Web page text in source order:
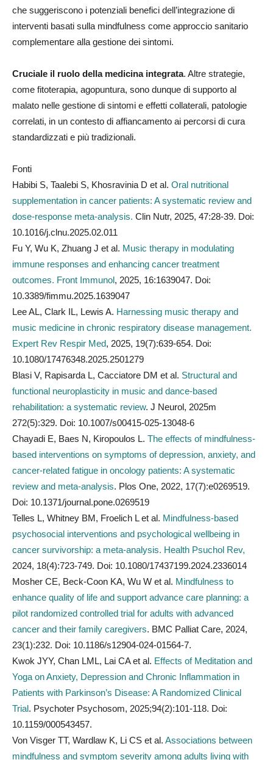
che suggeriscono i potenziali benefici dell’integrazione di
interventi basati sulla mindfulness come approccio sanitario
complementare alla gestione dei sintomi.
Cruciale il ruolo della medicina integrata. Altre strategie,
come fitoterapia, agopuntura, sono dunque di supporto al
malato nelle gestione di sintomi e effetti collaterali, patologie
correlati, in un contesto di affiancamento ai percorsi di cura
standardizzati e più tradizionali.
Fonti
Habibi S, Taalebi S, Khosravinia D et al. Oral nutritional
supplementation in cancer patients: A systematic review and
dose-response meta-analysis. Clin Nutr, 2025, 47:28-39. Doi:
10.1016/j.clnu.2025.02.011
Fu Y, Wu K, Zhuang J et al. Music therapy in modulating
immune responses and enhancing cancer treatment
outcomes. Front Immunol, 2025, 16:1639047. Doi:
10.3389/fimmu.2025.1639047
Lee AL, Clark IL, Lewis A. Harnessing music therapy and
music medicine in chronic respiratory disease management.
Expert Rev Respir Med, 2025, 19(7):639-654. Doi:
10.1080/17476348.2025.2501279
Blasi V, Rapisarda L, Cacciatore DM et al. Structural and
functional neuroplasticity in music and dance-based
rehabilitation: a systematic review. J Neurol, 2025m
272(5):329. Doi: 10.1007/s00415-025-13048-6
Chayadi E, Baes N, Kiropoulos L. The effects of mindfulness-
based interventions on symptoms of depression, anxiety, and
cancer-related fatigue in oncology patients: A systematic
review and meta-analysis. Plos One, 2022, 17(7):e0269519.
Doi: 10.1371/journal.pone.0269519
Telles L, Whitney BM, Froelich L et al. Mindfulness-based
psychosocial interventions and psychological wellbeing in
cancer survivorship: a meta-analysis. Health Psuchol Rev,
2024, 18(4):723-749. Doi: 10.1080/17437199.2024.2336014
Mosher CE, Beck-Coon KA, Wu W et al. Mindfulness to
enhance quality of life and support advance care planning: a
pilot randomized controlled trial for adults with advanced
cancer and their family caregivers. BMC Palliat Care, 2024,
23(1):232. Doi: 10.1186/s12904-024-01564-7.
Kwok JYY, Chan LML, Lai CA et al. Effects of Meditation and
Yoga on Anxiety, Depression and Chronic Inflammation in
Patients with Parkinson’s Disease: A Randomized Clinical
Trial. Psychoter Psychosom, 2025;94(2):101-118. Doi:
10.1159/000543457.
Von Visger TT, Wardlaw K, Li CS et al. Associations between
mindfulness and symptom severity among adults living with